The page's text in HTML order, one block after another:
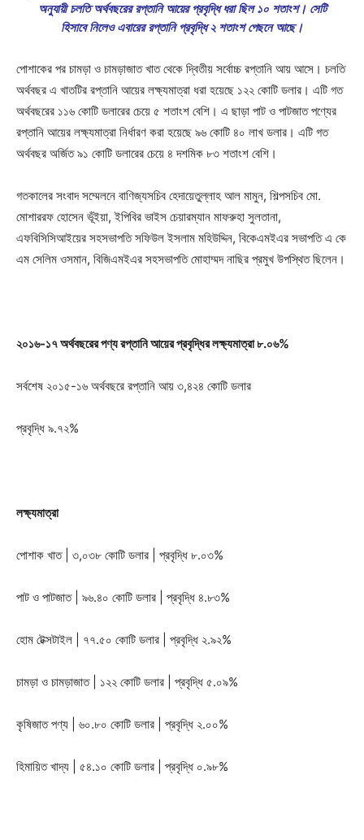
অনুযায়ী চলতি অর্থবছরের রপ্তানি আয়ের প্রবৃদ্ধি ধরা ছিল ১০ শতাংশ। সেটি
হিসাবে নিলেও এবারের রপ্তানি প্রবৃদ্ধি ২ শতাংশ পেছনে আছে।
পোশাকের পর চামড়া ও চামড়াজাত খাত থেকে দ্বিতীয় সর্বোচ্চ রপ্তানি আয় আসে। চলতি
অর্থবছর এ খাতটির রপ্তানি আয়ের লক্ষ্যমাত্রা ধরা হয়েছে ১২২ কোটি ডলার। এটি গত
অর্থবছরের ১১৬ কোটি ডলারের চেয়ে ৫ শতাংশ বেশি। এ ছাড়া পাট ও পাটজাত পণ্যের
রপ্তানি আয়ের লক্ষ্যমাত্রা নির্ধারণ করা হয়েছে ৯৬ কোটি ৪০ লাখ ডলার। এটি গত
অর্থবছর অর্জিত ৯১ কোটি ডলারের চেয়ে ৪ দশমিক ৮৩ শতাংশ বেশি।
গতকালের সংবাদ সম্মেলনে বাণিজ্যসচিব হেদায়েতুল্লাহ আল মামুন, শিল্পসচিব মো.
মোশাররফ হোসেন ভূঁইয়া, ইপিবির ভাইস চেয়ারম্যান মাফরুহা সুলতানা,
এফবিসিসিআইয়ের সহসভাপতি সফিউল ইসলাম মহিউদ্দিন, বিকেএমইএর সভাপতি এ কে
এম সেলিম ওসমান, বিজিএমইএর সহসভাপতি মোহাম্মদ নাছির প্রমুখ উপস্থিত ছিলেন।
২০১৬-১৭ অর্থবছরের পণ্য রপ্তানি আয়ের প্রবৃদ্ধির লক্ষ্যমাত্রা ৮.০৬%
সর্বশেষ ২০১৫-১৬ অর্থবছরে রপ্তানি আয় ৩,৪২৪ কোটি ডলার
প্রবৃদ্ধি ৯.৭২%
লক্ষ্যমাত্রা
পোশাক খাত | ৩,০৩৮ কোটি ডলার | প্রবৃদ্ধি ৮.০৩%
পাট ও পাটজাত | ৯৬.৪০ কোটি ডলার | প্রবৃদ্ধি ৪.৮৩%
হোম টেক্সটাইল | ৭৭.৫০ কোটি ডলার | প্রবৃদ্ধি ২.৯২%
চামড়া ও চামড়াজাত | ১২২ কোটি ডলার | প্রবৃদ্ধি ৫.০৯%
কৃষিজাত পণ্য | ৬০.৮০ কোটি ডলার | প্রবৃদ্ধি ২.০০%
হিমায়িত খাদ্য | ৫৪.১০ কোটি ডলার | প্রবৃদ্ধি ০.৯৮%